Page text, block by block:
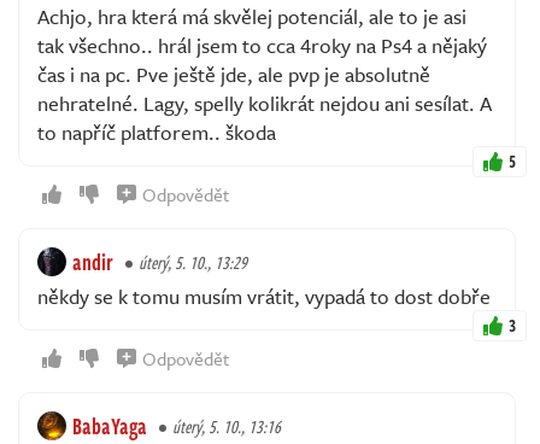
Achjo, hra která má skvělej potenciál, ale to je asi
tak všechno.. hrál jsem to cca 4roky na Ps4 a nějaký
čas i na pc. Pve ještě jde, ale pvp je absolutně
nehratelné. Lagy, spelly kolikrát nejdou ani sesílat. A
to napříč platforem.. škoda
5
Odpovědět
andir úterý, 5. 10., 13:29
někdy se k tomu musím vrátit, vypadá to dost dobře
3
Odpovědět
BabaYaga úterý, 5. 10., 13:16